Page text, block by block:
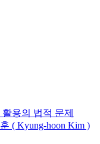
용의 법적 문제
( Kyung-hoon Kim )